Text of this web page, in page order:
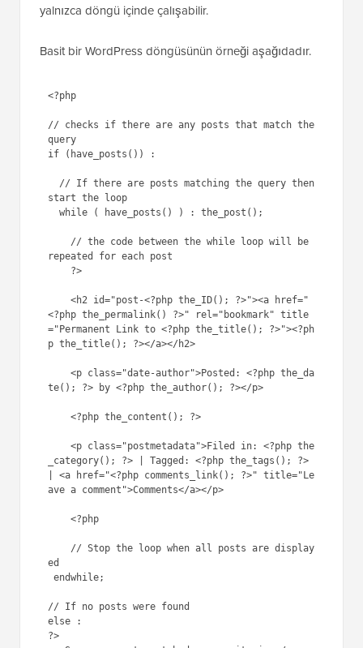
yalnızca döngü içinde çalışabilir.
Basit bir WordPress döngüsünün örneği aşağıdadır.
<?php
// checks if there are any posts that match the
query
if (have_posts()) :
start the loop
repeated for each post
<?php the_permalink() ?>" rel="bookmark" title
="Permanent Link to <?php the_title(); ?>"><?ph
p the_title(); ?></a></h2>
te(); ?> by <?php the_author(); ?></p>
_category(); ?> | Tagged: <?php the_tags(); ?>
| <a href="<?php comments_link(); ?>" title="Le
ave a comment">Comments</a></p>
ed
// If no posts were found
else :
?>